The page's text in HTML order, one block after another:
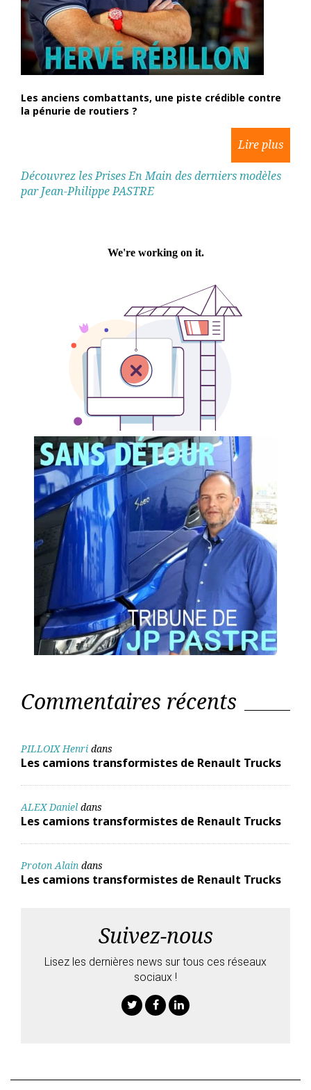
Les anciens combattants, une piste crédible contre
la pénurie de routiers ?
Découvrez les Prises En Main des derniers modèles
par Jean-Philippe PASTRE
Commentaires récents
PILLOIX Henri dans
Les camions transformistes de Renault Trucks
ALEX Daniel dans
Les camions transformistes de Renault Trucks
Proton Alain dans
Les camions transformistes de Renault Trucks
Suivez-nous
Lisez les dernières news sur tous ces réseaux
sociaux !